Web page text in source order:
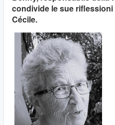
condivide le sue
Cécile.